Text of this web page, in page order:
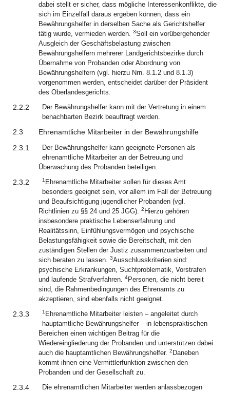
dabei stellt er sicher, dass mögliche Interessenkonflikte, die
sich im Einzelfall daraus ergeben können, dass ein
Bewährungshelfer in derselben Sache als Gerichtshelfer
tätig wurde, vermieden werden. 3Soll ein vorübergehender
Ausgleich der Geschäftsbelastung zwischen
Bewährungshelfern mehrerer Landgerichtsbezirke durch
Übernahme von Probanden oder Abordnung von
Bewährungshelfern (vgl. hierzu Nrn. 8.1.2 und 8.1.3)
vorgenommen werden, entscheidet darüber der Präsident
des Oberlandesgerichts.
2.2.2
Der Bewährungshelfer kann mit der Vertretung in einem
benachbarten Bezirk beauftragt werden.
2.3
Ehrenamtliche Mitarbeiter in der Bewährungshilfe
2.3.1
Der Bewährungshelfer kann geeignete Personen als
ehrenamtliche Mitarbeiter an der Betreuung und
Überwachung des Probanden beteiligen.
2.3.2 1 Ehrenamtliche Mitarbeiter sollen für dieses Amt
besonders geeignet sein, vor allem im Fall der Betreuung
und Beaufsichtigung jugendlicher Probanden (vgl.
Richtlinien zu §§ 24 und 25 JGG). 2 Hierzu gehören
insbesondere praktische Lebenserfahrung und
Realitätssinn, Einfühlungsvermögen und psychische
Belastungsfähigkeit sowie die Bereitschaft, mit den
zuständigen Stellen der Justiz zusammenzuarbeiten und
sich beraten zu lassen. 3Ausschlusskriterien sind:
psychische Erkrankungen, Suchtproblematik, Vorstrafen
und laufende Strafverfahren. 4Personen, die nicht bereit
sind, die Rahmenbedingungen des Ehrenamts zu
akzeptieren, sind ebenfalls nicht geeignet.
2.3.3 1 Ehrenamtliche Mitarbeiter leisten – angeleitet durch
hauptamtliche Bewährungshelfer – in lebenspraktischen
Bereichen einen wichtigen Beitrag für die
Wiedereingliederung der Probanden und unterstützen dabei
auch die hauptamtlichen Bewährungshelfer. 2 Daneben
kommt ihnen eine Vermittlerfunktion zwischen den
Probanden und der Gesellschaft zu.
2.3.4 Die ehrenamtlichen Mitarbeiter werden anlassbezogen